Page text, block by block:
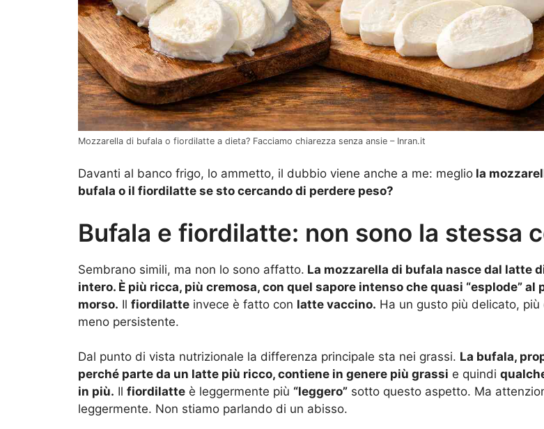
Mozzarella di bufala o fiordilatte a dieta? Facciamo chiarezza senza ansie – Inran.it
Davanti al banco frigo, lo ammetto, il dubbio viene anche a me: meglio la
bufala o il fiordilatte se sto cercando di perdere peso?
Bufala e fiordilatte: non sono la stessa
Sembrano simili, ma non lo sono affatto. La mozzarella di bufala nasce dal latte
intero. È più ricca, più cremosa, con quel sapore intenso che quasi “esplode” al
morso. Il fiordilatte invece è fatto con latte vaccino. Ha un gusto più delicato, più
meno persistente.
Dal punto di vista nutrizionale la differenza principale sta nei grassi. La bufala,
perché parte da un latte più ricco, contiene in genere più grassi e quindi
in più. Il fiordilatte è leggermente più “leggero” sotto questo aspetto. Ma
leggermente. Non stiamo parlando di un abisso.